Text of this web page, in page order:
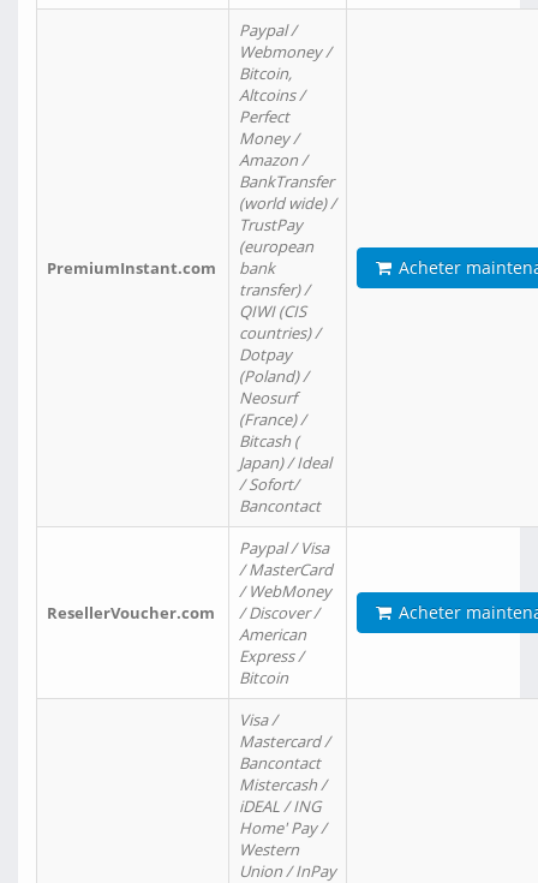
PremiumInstant.com
Paypal /
Webmoney /
Bitcoin,
Altcoins /
Perfect
Money /
Amazon /
BankTransfer
(world wide) /
TrustPay
(european
bank
transfer) /
QIWI (CIS
countries) /
Dotpay
(Poland) /
Neosurf
(France) /
Bitcash (
Japan) / Ideal
/ Sofort/
Bancontact
Acheter
ResellerVoucher.com
Paypal / Visa
/ MasterCard
/ WebMoney
/ Discover /
American
Express /
Bitcoin
Acheter
Visa /
Mastercard /
Bancontact
Mistercash /
iDEAL / ING
Home' Pay /
Western
Union / InPay